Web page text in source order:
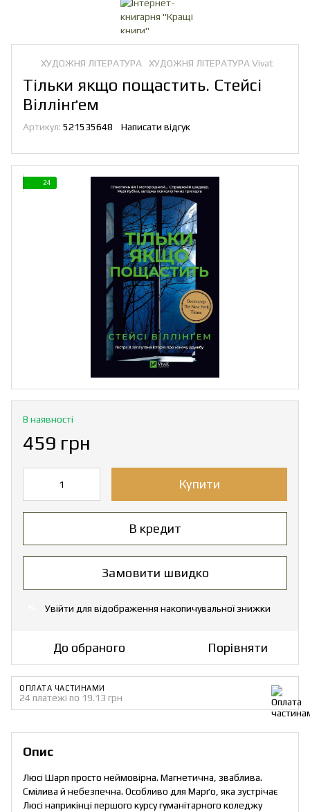
ХУДОЖНЯ ЛІТЕРАТУРА ХУДОЖНЯ ЛІТЕРАТУРА Vivat
Тільки якщо пощастить. Стейсі
Віллінґем
Артикул: 521535648 Написати відгук
24
В наявності
459 грн
Купити
В кредит
Замовити швидко
Увійти для відображення накопичувальної знижки
До обраного Порівняти
ОПЛАТА ЧАСТИНАМИ
24 платежі по 19.13 грн
Опис
Люсі Шарп просто неймовірна. Магнетична, зваблива.
Смілива й небезпечна. Особливо для Марґо, яка зустрічає
Люсі наприкінці першого курсу гуманітарного коледжу